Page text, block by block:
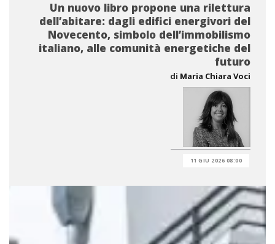
Un nuovo libro propone una rilettura
dell’abitare: dagli edifici energivori del
Novecento, simbolo dell’immobilismo
italiano, alle comunità energetiche del
futuro
di Maria Chiara Voci
11 GIU 2026 08:00